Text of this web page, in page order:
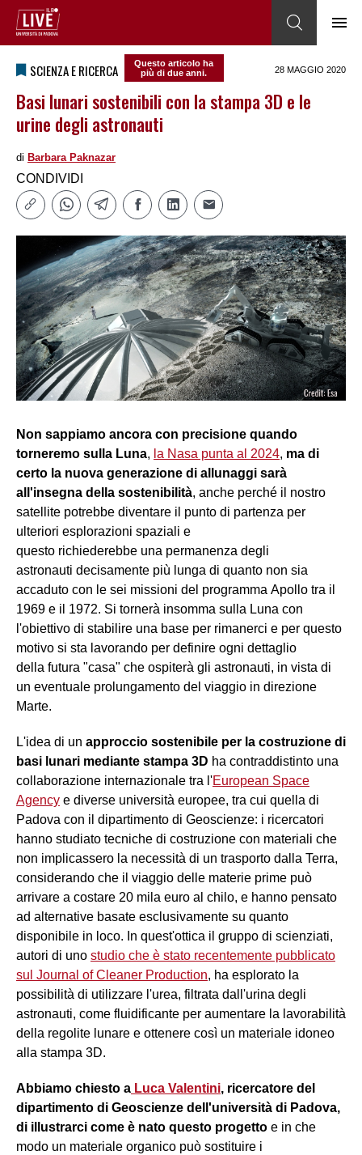
SCIENZA E RICERCA
Questo articolo ha
più di due anni.
28 MAGGIO 2020
Basi lunari sostenibili con la stampa 3D e le
urine degli astronauti
di Barbara Paknazar
CONDIVIDI
Non sappiamo ancora con precisione quando
torneremo sulla Luna, la Nasa punta al 2024, ma di
certo la nuova generazione di allunaggi sarà
all'insegna della sostenibilità, anche perché il nostro
satellite potrebbe diventare il punto di partenza per
ulteriori esplorazioni spaziali e
questo richiederebbe una permanenza degli
astronauti decisamente più lunga di quanto non sia
accaduto con le sei missioni del programma Apollo tra il
1969 e il 1972. Si tornerà insomma sulla Luna con
l'obiettivo di stabilire una base per rimanerci e per questo
motivo si sta lavorando per definire ogni dettaglio
della futura "casa" che ospiterà gli astronauti, in vista di
un eventuale prolungamento del viaggio in direzione
Marte.
L'idea di un approccio sostenibile per la costruzione di
basi lunari mediante stampa 3D ha contraddistinto una
collaborazione internazionale tra l'European Space
Agency e diverse università europee, tra cui quella di
Padova con il dipartimento di Geoscienze: i ricercatori
hanno studiato tecniche di costruzione con materiali che
non implicassero la necessità di un trasporto dalla Terra,
considerando che il viaggio delle materie prime può
arrivare a costare 20 mila euro al chilo, e hanno pensato
ad alternative basate esclusivamente su quanto
disponibile in loco. In quest'ottica il gruppo di scienziati,
autori di uno studio che è stato recentemente pubblicato
sul Journal of Cleaner Production, ha esplorato la
possibilità di utilizzare l'urea, filtrata dall'urina degli
astronauti, come fluidificante per aumentare la lavorabilità
della regolite lunare e ottenere così un materiale idoneo
alla stampa 3D.
Abbiamo chiesto a Luca Valentini, ricercatore del
dipartimento di Geoscienze dell'università di Padova,
di illustrarci come è nato questo progetto e in che
modo un materiale organico può sostituire i